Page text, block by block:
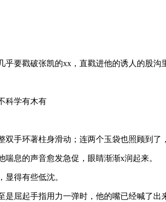
要戳破张凯的xx，直戳进他的诱人的股沟
科学有木有
手环著柱身滑动；连两个玉袋也照顾到了
息的声音愈发急促，眼睛渐渐x润起来。
得有些低沈。
屈起手指用力一弹时，他的嘴已经喊了出